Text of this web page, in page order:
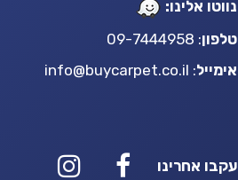
נווטו אלינו:
טלפון: 09-7444958
אימייל:
info@buycarpet.co.il
עקבו אחרינו